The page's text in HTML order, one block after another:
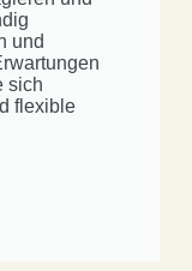
und
sich
flexible